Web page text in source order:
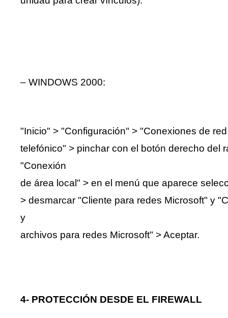
– WINDOWS 2000:
"Inicio" > "Configuración" > "Conexiones de
telefónico" > pinchar con el botón derecho del
"Conexión
de área local" > en el menú que aparece
> desmarcar "Cliente para redes Microsoft" y
y
archivos para redes Microsoft" > Aceptar.
4- PROTECCIÓN DESDE EL FIREWALL